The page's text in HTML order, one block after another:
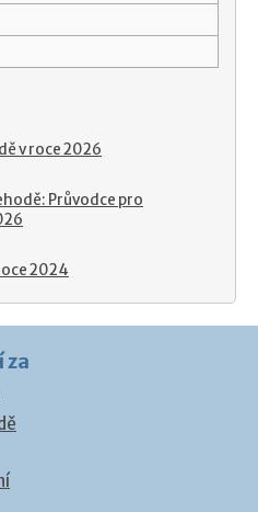
v roce 2026
Průvodce pro
2024
za